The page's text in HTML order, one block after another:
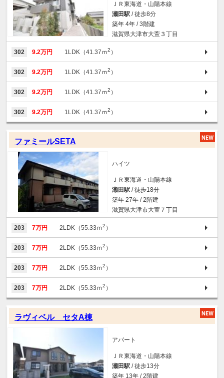
ＪＲ東海道・山陽本線
瀬田駅 / 徒歩8分
築年 4年 / 3階建
滋賀県大津市大萱３丁目
302 9.2万円 1LDK（41.37ｍ2 ）
302 9.2万円 1LDK（41.37ｍ2 ）
302 9.2万円 1LDK（41.37ｍ2 ）
302 9.2万円 1LDK（41.37ｍ2 ）
ファミールSETA
ハイツ
ＪＲ東海道・山陽本線
瀬田駅 / 徒歩18分
築年 27年 / 2階建
滋賀県大津市大萱７丁目
203 7万円 2LDK（55.33ｍ2 ）
203 7万円 2LDK（55.33ｍ2 ）
203 7万円 2LDK（55.33ｍ2 ）
203 7万円 2LDK（55.33ｍ2 ）
ラヴィベル セタA棟
アパート
ＪＲ東海道・山陽本線
瀬田駅 / 徒歩13分
築年 13年 / 2階建